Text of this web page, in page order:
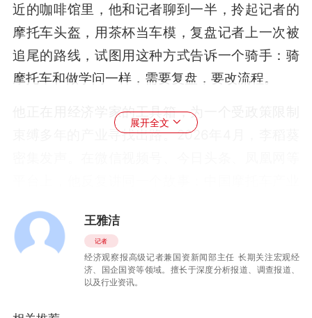
近的咖啡馆里，他和记者聊到一半，拎起记者的
摩托车头盔，用茶杯当车模，复盘记者上一次被
追尾的路线，试图用这种方式告诉一个骑手：骑
摩托车和做学问一样，需要复盘，要改流程。
他正在用经济学家的工具箱，为一个受政策限制
束缚多年的产业寻找出路。2026年4月，李稻葵
限制束缚了它的发展空间与消费潜力。他提出了
一套完整的“松绑”方案，建议取消13年强制报
废、驾照分级管理、从“管住车”转向“管住人”。他
展开全文
王雅洁
记者
经济观察报高级记者兼国资新闻部主任 长期关注宏观经
济、国企国资等领域。擅长于深度分析报道、调查报道、
以及行业资讯。